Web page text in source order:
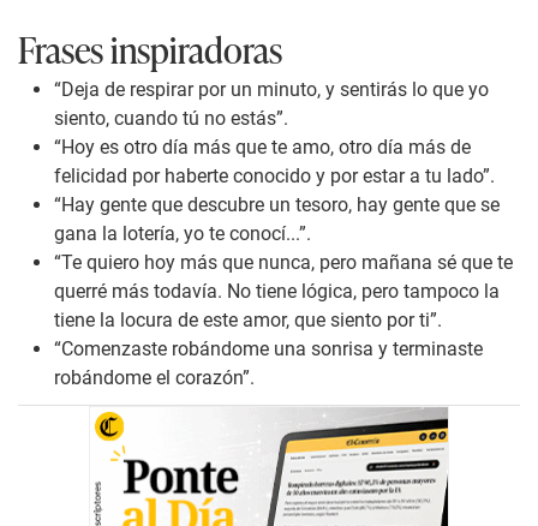
Frases inspiradoras
“Deja de respirar por un minuto, y sentirás lo que yo
siento, cuando tú no estás”.
“Hoy es otro día más que te amo, otro día más de
felicidad por haberte conocido y por estar a tu lado”.
“Hay gente que descubre un tesoro, hay gente que se
gana la lotería, yo te conocí...”.
“Te quiero hoy más que nunca, pero mañana sé que te
querré más todavía. No tiene lógica, pero tampoco la
tiene la locura de este amor, que siento por ti”.
“Comenzaste robándome una sonrisa y terminaste
robándome el corazón”.